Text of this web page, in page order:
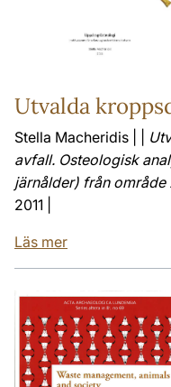
Utvalda
Stella Macheridis | |
avfall. Osteologisk
järnålder) från område
2011 |
Läs mer